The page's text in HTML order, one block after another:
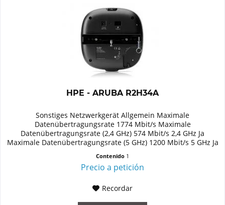
HPE - ARUBA R2H34A
Sonstiges Netzwerkgerät Allgemein Maximale
Datenübertragungsrate 1774 Mbit/s Maximale
Datenübertragungsrate (2,4 GHz) 574 Mbit/s 2,4 GHz Ja
Maximale Datenübertragungsrate (5 GHz) 1200 Mbit/s 5 GHz Ja
Contenido 1
Precio a petición
Recordar